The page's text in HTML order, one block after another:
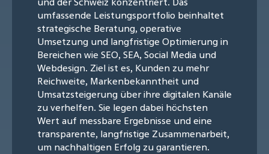
umfassende Leistungsportfolio beinhaltet
strategische Beratung, operative
Umsetzung und langfristige Optimierung in
Bereichen wie SEO, SEA, Social Media und
Webdesign. Ziel ist es, Kunden zu mehr
Reichweite, Markenbekanntheit und
Umsatzsteigerung über ihre digitalen Kanäle
zu verhelfen. Sie legen dabei höchsten
Wert auf messbare Ergebnisse und eine
transparente, langfristige Zusammenarbeit,
um nachhaltigen Erfolg zu garantieren.